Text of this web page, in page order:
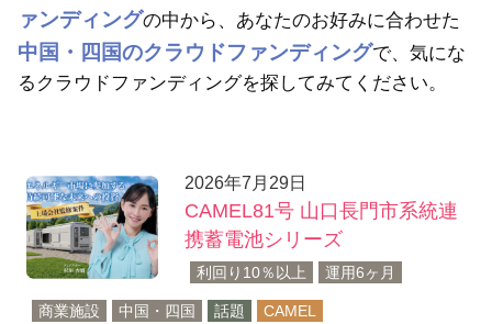
ァンディングの中から、あなたのお好みに合わせた
中国・四国のクラウドファンディングで、気にな
るクラウドファンディングを探してみてください。
2026年7月29日
CAMEL81号 山口長門市系統連
携蓄電池シリーズ
利回り10％以上 運用6ヶ月
商業施設 中国・四国 話題 CAMEL